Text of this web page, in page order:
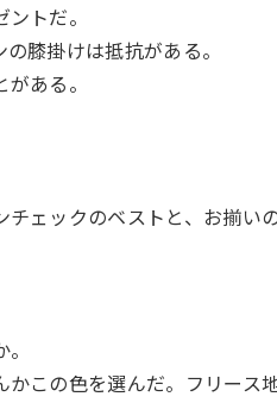
トだ。
膝掛けは抵抗がある。
ある。
ェックのベストと、お揃い
この色を選んだ。フリース